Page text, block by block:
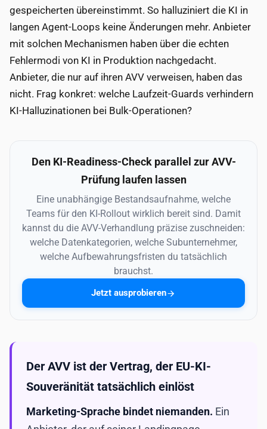
gespeicherten übereinstimmt. So halluziniert die KI in
langen Agent-Loops keine Änderungen mehr. Anbieter
mit solchen Mechanismen haben über die echten
Fehlermodi von KI in Produktion nachgedacht.
Anbieter, die nur auf ihren AVV verweisen, haben das
nicht. Frag konkret: welche Laufzeit-Guards verhindern
KI-Halluzinationen bei Bulk-Operationen?
Den KI-Readiness-Check parallel zur AVV-
Prüfung laufen lassen
Eine unabhängige Bestandsaufnahme, welche
Teams für den KI-Rollout wirklich bereit sind. Damit
kannst du die AVV-Verhandlung präzise zuschneiden:
welche Datenkategorien, welche Subunternehmer,
welche Aufbewahrungsfristen du tatsächlich
brauchst.
Jetzt ausprobieren
Der AVV ist der Vertrag, der EU-KI-
Souveränität tatsächlich einlöst
Marketing-Sprache bindet niemanden. Ein